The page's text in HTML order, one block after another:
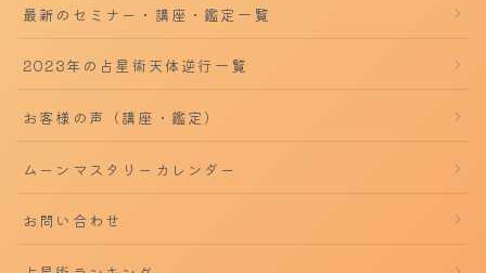
最新のセミナー・講座・鑑定一覧
2023年の占星術天体逆行一覧
お客様の声（講座・鑑定）
ムーンマスタリーカレンダー
お問い合わせ